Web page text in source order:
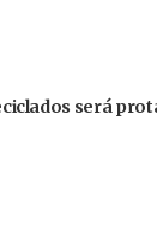
será